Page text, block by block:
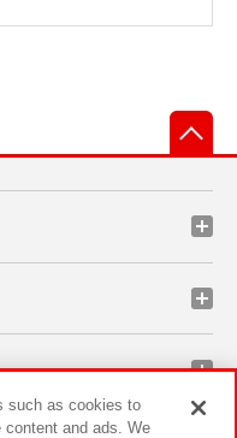
such as cookies to
and ads. We